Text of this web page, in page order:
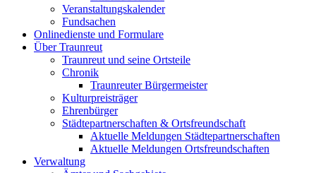
Veranstaltungskalender
Fundsachen
Onlinedienste und Formulare
Über Traunreut
Traunreut und seine Ortsteile
Chronik
Traunreuter Bürgermeister
Kulturpreisträger
Ehrenbürger
Städtepartnerschaften & Ortsfreundschaft
Aktuelle Meldungen Städtepartnerschaften
Aktuelle Meldungen Ortsfreundschaften
Verwaltung